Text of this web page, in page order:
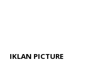
IKLAN PICTURE